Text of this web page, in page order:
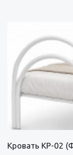
Кровать КР-02